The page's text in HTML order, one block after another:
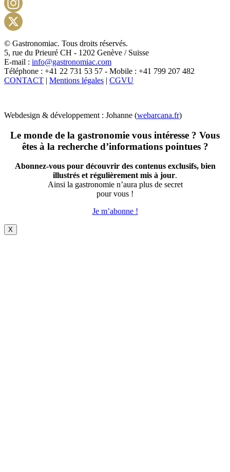
X
© Gastronomiac. Tous droits réservés.
5, rue du Prieuré CH - 1202 Genève / Suisse
E-mail : info@gastronomiac.com
Téléphone : +41 22 731 53 57 - Mobile : +41 799 207 482
CONTACT | Mentions légales | CGVU
Webdesign & développement : Johanne (webarcana.fr)
Le monde de la gastronomie vous intéresse ? Vous
êtes à la recherche d’informations pointues ?
Abonnez-vous pour découvrir des contenus exclusifs, bien
illustrés et régulièrement mis à jour.
Ainsi la gastronomie n’aura plus de secret
pour vous !
Je m’abonne !
X